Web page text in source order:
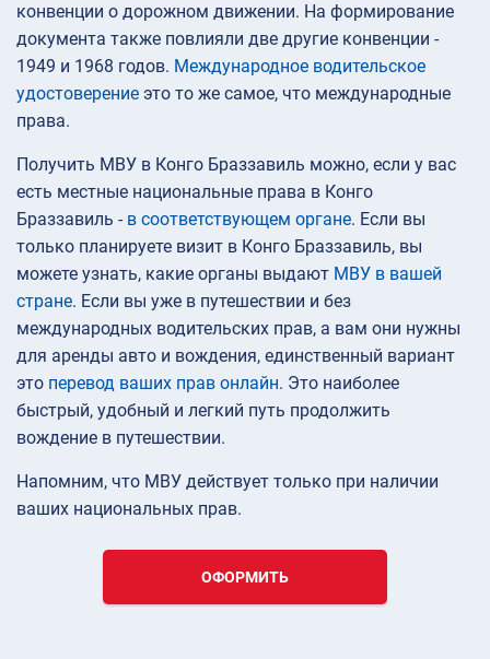
конвенции о дорожном движении. На формирование
документа также повлияли две другие конвенции -
1949 и 1968 годов. Международное водительское
удостоверение это то же самое, что международные
права.
Получить МВУ в Конго Браззавиль можно, если у вас
есть местные национальные права в Конго
Браззавиль - в соответствующем органе. Если вы
только планируете визит в Конго Браззавиль, вы
можете узнать, какие органы выдают МВУ в вашей
стране. Если вы уже в путешествии и без
международных водительских прав, а вам они нужны
для аренды авто и вождения, единственный вариант
это перевод ваших прав онлайн. Это наиболее
быстрый, удобный и легкий путь продолжить
вождение в путешествии.
Напомним, что МВУ действует только при наличии
ваших национальных прав.
ОФОРМИТЬ